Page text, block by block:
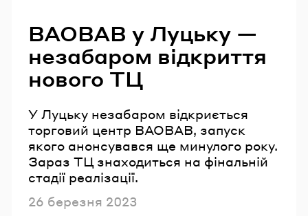
BAOBAB у Луцьку —
незабаром відкриття
нового ТЦ
У Луцьку незабаром відкриється
торговий центр BAOBAB, запуск
якого анонсувався ще минулого року.
Зараз ТЦ знаходиться на фінальній
стадії реалізації.
Опубліковано
26 березня 2023